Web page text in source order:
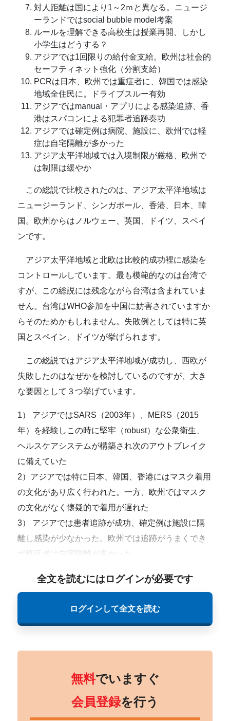
対人距離は国により1～2ｍと異なる。ニュージ
ーランドではsocial bubble model考案
ルールを理解できる高校生は授業再開、しかし
小学生はどうする？
アジアでは1回限りの給付金支給。欧州は社会的
セーフティネット強化（分割支給）
PCRは日本、欧州では重症者に、韓国では感染
地域全住民に。ドライブスルー有効
アジアではmanual・アプリによる感染追跡、香
港はスパコンによる犯罪者追跡奏功
アジアでは確定例は病院、施設に、欧州では軽
症は自宅隔離が多かった
アジア太平洋地域では入境制限が厳格、欧州で
は制限は緩やか
この総説で比較されたのは、アジア太平洋地域は
ニュージーランド、シンガポール、香港、日本、韓
国。欧州からはノルウェー、英国、ドイツ、スペイ
ンです。
アジア太平洋地域と北欧は比較的成功裡に感染を
コントロールしています。最も模範的なのは台湾で
すが、この総説には残念ながら台湾は含まれていま
せん。台湾はWHO参加を中国に妨害されていますか
らそのためかもしれません。失敗例としては特に英
国とスペイン、ドイツが挙げられます。
この総説ではアジア太平洋地域が成功し、西欧が
失敗したのはなぜかを検討しているのですが、大き
な要因として３つ挙げています。
1） アジアではSARS（2003年）、MERS（2015
年）を経験しこの時に堅牢（robust）な公衆衛生、
ヘルスケアシステムが構築され次のアウトブレイク
に備えていた
2）アジアでは特に日本、韓国、香港にはマスク着用
の文化があり広く行われた。一方、欧州ではマスク
の文化がなく懐疑的で着用が遅れた
3） アジアでは患者追跡が成功、確定例は施設に隔
離し感染が少なかった。欧州では追跡がうまくでき
ず軽症者は自宅隔離が多かった
全文を読むにはログインが必要です
ログインして全文を読む
無料でいますぐ
会員登録を行う